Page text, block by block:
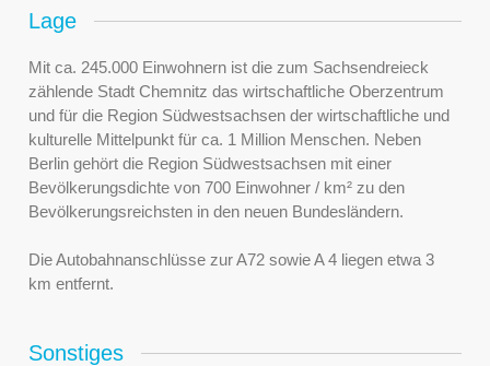
Lage
Mit ca. 245.000 Einwohnern ist die zum Sachsendreieck
zählende Stadt Chemnitz das wirtschaftliche Oberzentrum
und für die Region Südwestsachsen der wirtschaftliche und
kulturelle Mittelpunkt für ca. 1 Million Menschen. Neben
Berlin gehört die Region Südwestsachsen mit einer
Bevölkerungsdichte von 700 Einwohner / km² zu den
Bevölkerungsreichsten in den neuen Bundesländern.
Die Autobahnanschlüsse zur A72 sowie A 4 liegen etwa 3
km entfernt.
Sonstiges